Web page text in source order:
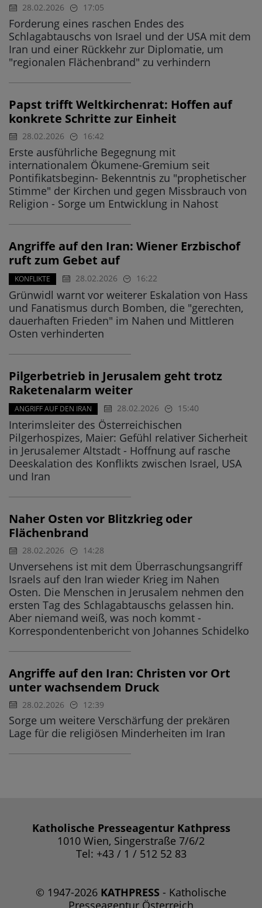
28.02.2026 17:05
Forderung eines raschen Endes des
Schlagabtauschs von Israel und der USA mit dem
Iran und einer Rückkehr zur Diplomatie, um
"regionalen Flächenbrand" zu verhindern
Papst trifft Weltkirchenrat: Hoffen auf
konkrete Schritte zur Einheit
28.02.2026 16:42
Erste ausführliche Begegnung mit
internationalem Ökumene-Gremium seit
Pontifikatsbeginn- Bekenntnis zu "prophetischer
Stimme" der Kirchen und gegen Missbrauch von
Religion - Sorge um Entwicklung in Nahost
Angriffe auf den Iran: Wiener Erzbischof
ruft zum Gebet auf
KONFLIKTE 28.02.2026 16:22
Grünwidl warnt vor weiterer Eskalation von Hass
und Fanatismus durch Bomben, die "gerechten,
dauerhaften Frieden" im Nahen und Mittleren
Osten verhinderten
Pilgerbetrieb in Jerusalem geht trotz
Raketenalarm weiter
ANGRIFF AUF DEN IRAN 28.02.2026 15:40
Interimsleiter des Österreichischen
Pilgerhospizes, Maier: Gefühl relativer Sicherheit
in Jerusalemer Altstadt - Hoffnung auf rasche
Deeskalation des Konflikts zwischen Israel, USA
und Iran
Naher Osten vor Blitzkrieg oder
Flächenbrand
28.02.2026 14:28
Unversehens ist mit dem Überraschungsangriff
Israels auf den Iran wieder Krieg im Nahen
Osten. Die Menschen in Jerusalem nehmen den
ersten Tag des Schlagabtauschs gelassen hin.
Aber niemand weiß, was noch kommt -
Korrespondentenbericht von Johannes Schidelko
Angriffe auf den Iran: Christen vor Ort
unter wachsendem Druck
28.02.2026 12:39
Sorge um weitere Verschärfung der prekären
Lage für die religiösen Minderheiten im Iran
Katholische Presseagentur Kathpress
1010 Wien, Singerstraße 7/6/2
Tel: +43 / 1 / 512 52 83
© 1947-2026 KATHPRESS - Katholische